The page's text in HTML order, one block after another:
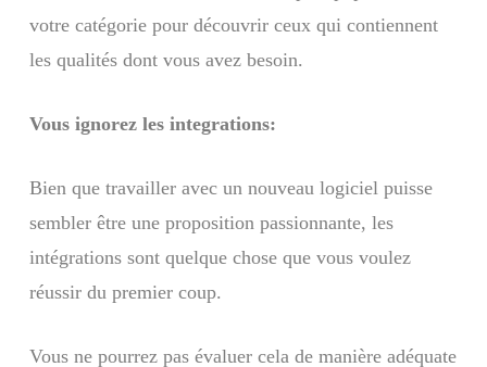
votre catégorie pour découvrir ceux qui contiennent
les qualités dont vous avez besoin.
Vous ignorez les integrations:
Bien que travailler avec un nouveau logiciel puisse
sembler être une proposition passionnante, les
intégrations sont quelque chose que vous voulez
réussir du premier coup.
Vous ne pourrez pas évaluer cela de manière adéquate